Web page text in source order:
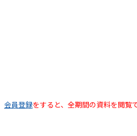
会員登録をすると、全期間の資料を閲覧